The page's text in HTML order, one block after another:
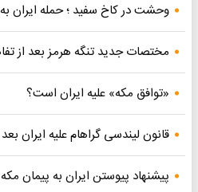
وحشت در کاخ سفید ؛ حمله ایران
مختصات جدید تنگه هرمز بعد از
«توافق مکه» علیه ایران است؟
قانون لیندسی گراهام علیه ایران
پیشنهاد پیوستن ایران به پیمان مکه